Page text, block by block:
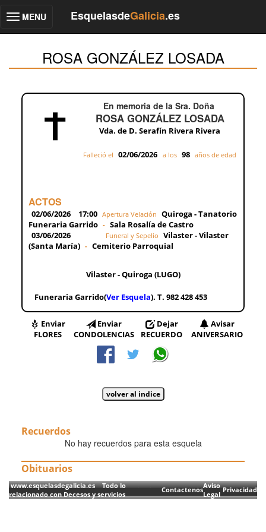
Toggle
MENU EsquelasdeGalicia.es
ROSA GONZÁLEZ LOSADA
En memoria de la Sra. Doña
ROSA GONZÁLEZ LOSADA
Vda. de D. Serafín Rivera Rivera
Falleció el 02/06/2026 a los 98 años de edad
ACTOS
02/06/2026 17:00 Apertura Velación Quiroga - Tanatorio
Funeraria Garrido - Sala Rosalía de Castro
03/06/2026
Funeral y Sepelio Vilaster - Vilaster
(Santa María) - Cemiterio Parroquial
Vilaster - Quiroga (LUGO)
Funeraria Garrido(Ver Esquela). T. 982 428 453
Enviar
FLORES
Enviar
CONDOLENCIAS
Dejar
RECUERDO
Avisar
ANIVERSARIO
Recuerdos
No hay recuerdos para esta esquela
Obituarios
www.esquelasdegalicia.es Todo lo
relacionado con Decesos y servicios
ContactenosAviso
Legal
Privacidad